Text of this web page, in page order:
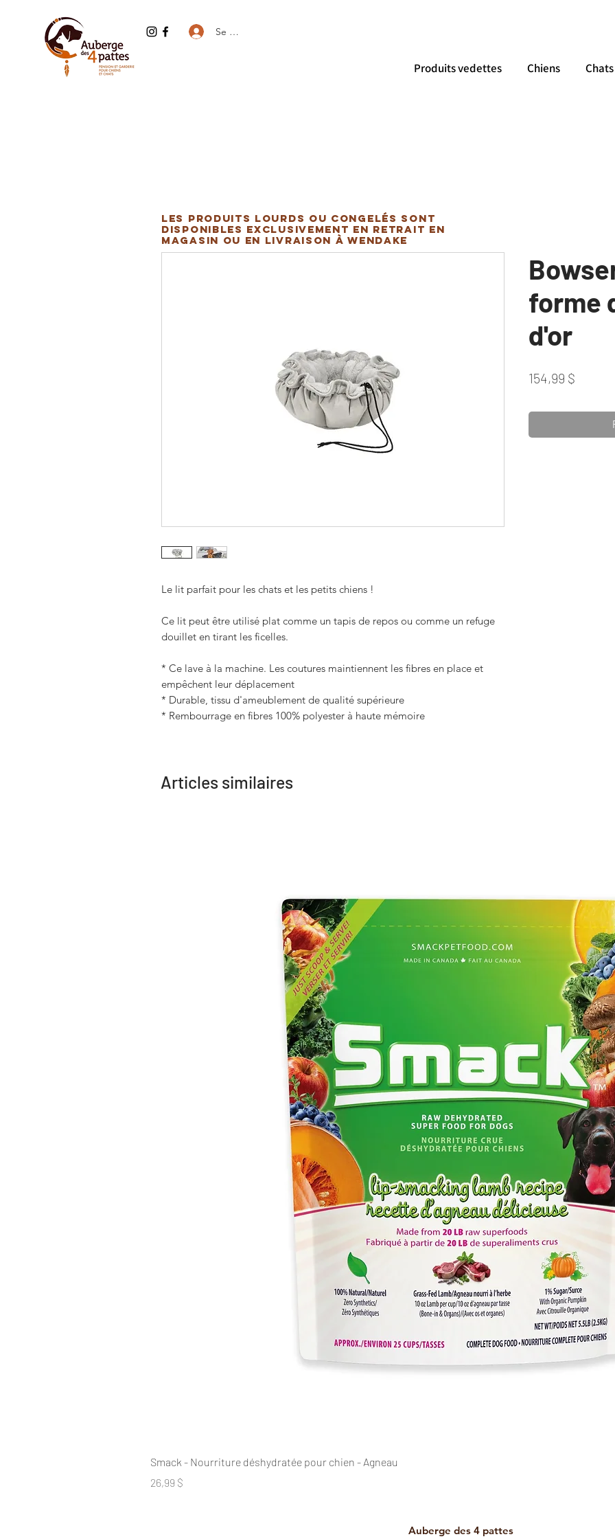
Se connecter
Produits vedettes Chiens Chats
Les produits lourds ou congelés sont
disponibles exclusivement en retrait en
magasin ou en livraison à Wendake
Le lit parfait pour les chats et les petits chiens !
Ce lit peut être utilisé plat comme un tapis de repos ou comme un refuge
douillet en tirant les ficelles.
* Ce lave à la machine. Les coutures maintiennent les fibres en place et
empêchent leur déplacement
* Durable, tissu d'ameublement de qualité supérieure
* Rembourrage en fibres 100% polyester à haute mémoire
forme
d'or
154,99 $
Articles similaires
Smack - Nourriture déshydratée pour chien - Agneau
Prix
26,99 $
Auberge des 4 pattes